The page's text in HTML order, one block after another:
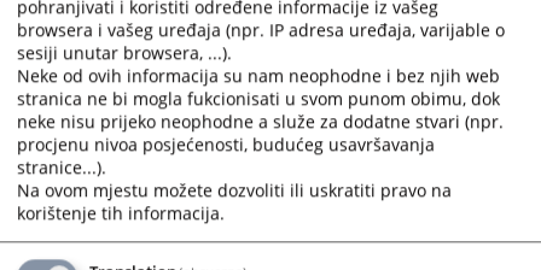
select
a
date.
Press
the
question
mark
key
get
select
date.
Press
the
question
mark
pohranjivati i koristiti određene informacije iz vašeg
browsera i vašeg uređaja (npr. IP adresa uređaja, varijable o
sesiji unutar browsera, ...).
Neke od ovih informacija su nam neophodne i bez njih web
stranica ne bi mogla fukcionisati u svom punom obimu, dok
neke nisu prijeko neophodne a služe za dodatne stvari (npr.
procjenu nivoa posjećenosti, budućeg usavršavanja
stranice...).
Na ovom mjestu možete dozvoliti ili uskratiti pravo na
korištenje tih informacija.